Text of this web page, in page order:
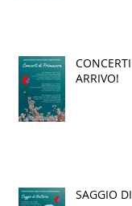
ARRIVO!
SAGGIO